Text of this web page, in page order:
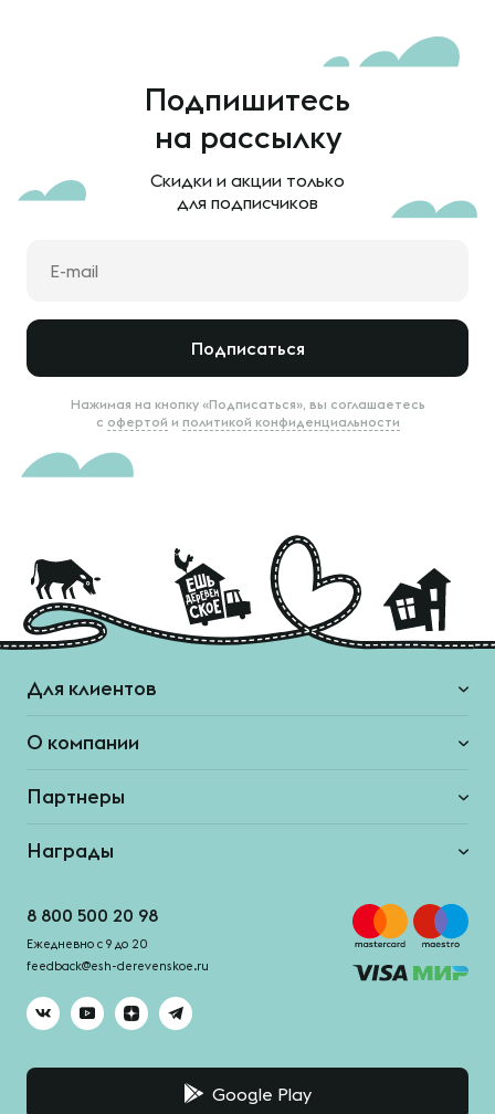
Подпишитесь
на рассылку
Скидки и акции только
для подписчиков
Подписаться
Нажимая на кнопку «Подписаться», вы соглашаетесь
с офертой и политикой конфиденциальности
Для клиентов
О компании
Партнеры
Награды
8 800 500 20 98
Ежедневно с 9 до 20
feedback@esh-derevenskoe.ru
Google Play